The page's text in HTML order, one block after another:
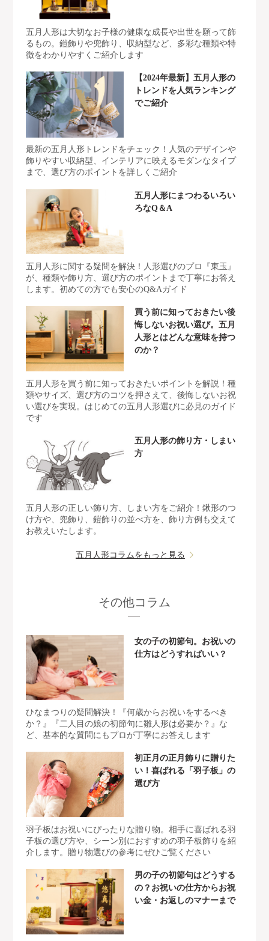
五月人形は大切なお子様の健康な成長や出世を願って飾
るもの。鎧飾りや兜飾り、収納型など、多彩な種類や特
徴をわかりやすくご紹介します
【2024年最新】五月人形の
トレンドを人気ランキング
でご紹介
最新の五月人形トレンドをチェック！人気のデザインや
飾りやすい収納型、インテリアに映えるモダンなタイプ
まで、選び方のポイントを詳しくご紹介
五月人形にまつわるいろい
ろなQ＆A
五月人形に関する疑問を解決！人形選びのプロ『東玉』
が、種類や飾り方、選び方のポイントまで丁寧にお答え
します。初めての方でも安心のQ&Aガイド
買う前に知っておきたい後
悔しないお祝い選び。五月
人形とはどんな意味を持つ
のか？
五月人形を買う前に知っておきたいポイントを解説！種
類やサイズ、選び方のコツを押さえて、後悔しないお祝
い選びを実現。はじめての五月人形選びに必見のガイド
です
五月人形の飾り方・しまい
方
五月人形の正しい飾り方、しまい方をご紹介！鍬形のつ
け方や、兜飾り、鎧飾りの並べ方を、飾り方例も交えて
お教えいたします。
五月人形コラムをもっと見る
その他コラム
女の子の初節句。お祝いの
仕方はどうすればいい？
ひなまつりの疑問解決！『何歳からお祝いをするべき
か？』『二人目の娘の初節句に雛人形は必要か？』な
ど、基本的な質問にもプロが丁寧にお答えします
初正月の正月飾りに贈りた
い！喜ばれる「羽子板」の
選び方
羽子板はお祝いにぴったりな贈り物。相手に喜ばれる羽
子板の選び方や、シーン別におすすめの羽子板飾りを紹
介します。贈り物選びの参考にぜひご覧ください
男の子の初節句はどうする
の？お祝いの仕方からお祝
い金・お返しのマナーまで